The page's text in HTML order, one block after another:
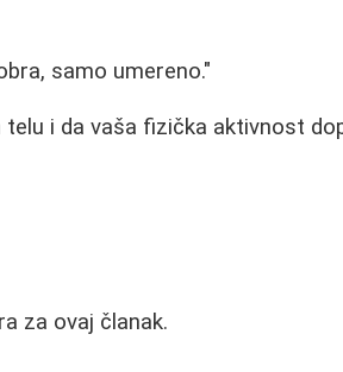
samo umereno."
i da vaša fizička aktivnost
za ovaj članak.